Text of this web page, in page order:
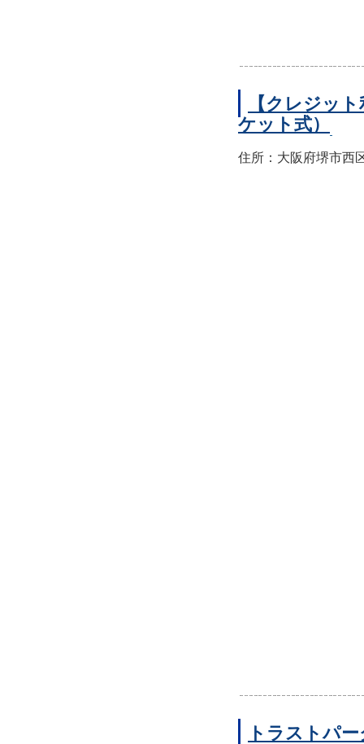
【クレジッ
ケット式）
住所：大阪府堺市西
トラストパ